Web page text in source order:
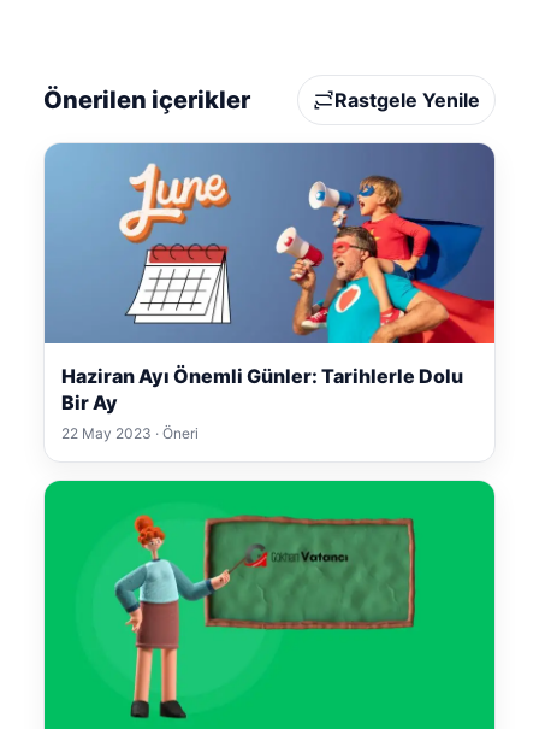
Önerilen içerikler Rastgele Yenile
Haziran Ayı Önemli Günler: Tarihlerle Dolu
Bir Ay
22 May 2023 · Öneri